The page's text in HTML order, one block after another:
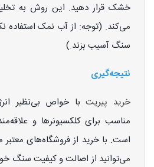
خشک قرار دهید. این روش به
می‌کند. (توجه: از آب نمک
سنگ آسیب بزند.)
نتیجه‌گیری
خرید پیریتبا خواص بی‌نظیر
مناسب برای کلکسیونرها و
است. با خرید از فروشگاه‌های معتبر
می‌توانید از اصالت و کیفیت سنگ